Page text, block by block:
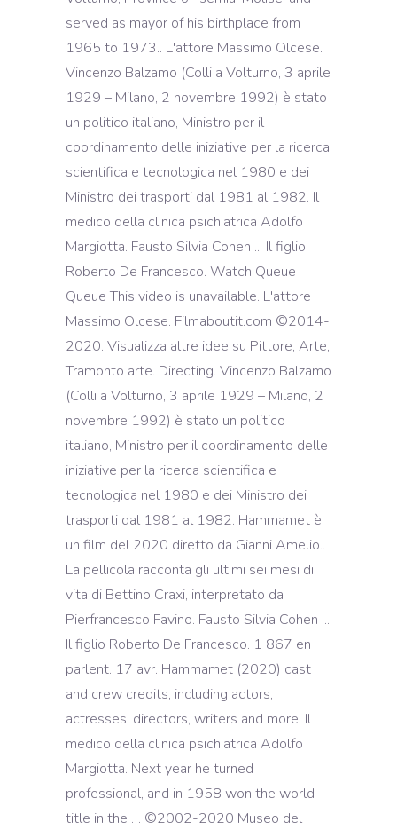
served as mayor of his birthplace from
1965 to 1973.. L'attore Massimo Olcese.
Vincenzo Balzamo (Colli a Volturno, 3 aprile
1929 – Milano, 2 novembre 1992) è stato
un politico italiano, Ministro per il
coordinamento delle iniziative per la ricerca
scientifica e tecnologica nel 1980 e dei
Ministro dei trasporti dal 1981 al 1982. Il
medico della clinica psichiatrica Adolfo
Margiotta. Fausto Silvia Cohen ... Il figlio
Roberto De Francesco. Watch Queue
Queue This video is unavailable. L'attore
Massimo Olcese. Filmaboutit.com ©2014-
2020. Visualizza altre idee su Pittore, Arte,
Tramonto arte. Directing. Vincenzo Balzamo
(Colli a Volturno, 3 aprile 1929 – Milano, 2
novembre 1992) è stato un politico
italiano, Ministro per il coordinamento delle
iniziative per la ricerca scientifica e
tecnologica nel 1980 e dei Ministro dei
trasporti dal 1981 al 1982. Hammamet è
un film del 2020 diretto da Gianni Amelio..
La pellicola racconta gli ultimi sei mesi di
vita di Bettino Craxi, interpretato da
Pierfrancesco Favino. Fausto Silvia Cohen ...
Il figlio Roberto De Francesco. 1 867 en
parlent. 17 avr. Hammamet (2020) cast
and crew credits, including actors,
actresses, directors, writers and more. Il
medico della clinica psichiatrica Adolfo
Margiotta. Next year he turned
professional, and in 1958 won the world
title in the … ©2002-2020 Museo del